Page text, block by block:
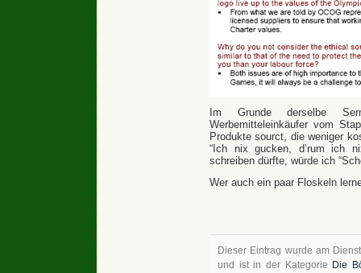
Im Grunde derselbe
Werbemitteleinkäufer vom
Produkte sourct, die weniger
“Ich nix gucken, d’rum ich
schreiben dürfte, würde ich
Wer auch ein paar Floskeln
Dieser Eintrag wurde am
und ist in der Kategorie Die